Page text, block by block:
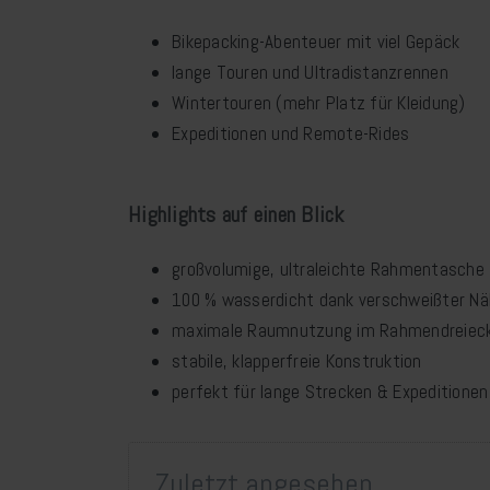
Bikepacking-Abenteuer mit viel Gepäck
lange Touren und Ultradistanzrennen
Wintertouren (mehr Platz für Kleidung)
Expeditionen und Remote-Rides
Highlights auf einen Blick
großvolumige, ultraleichte Rahmentasche
100 % wasserdicht dank verschweißter
maximale Raumnutzung im
stabile, klapperfreie Konstruktion
perfekt für lange Strecken & Expeditionen